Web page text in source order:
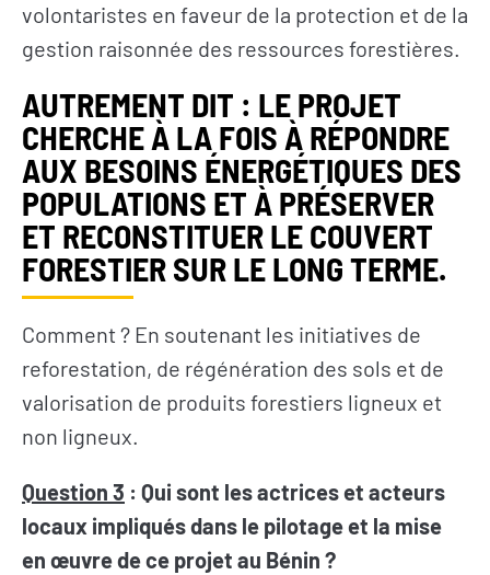
volontaristes en faveur de la protection et de la
gestion raisonnée des ressources forestières.
AUTREMENT DIT : LE PROJET
CHERCHE À LA FOIS À RÉPONDRE
AUX BESOINS ÉNERGÉTIQUES DES
POPULATIONS ET À PRÉSERVER
ET RECONSTITUER LE COUVERT
FORESTIER SUR LE LONG TERME.
Comment ? En soutenant les initiatives de
reforestation, de régénération des sols et de
valorisation de produits forestiers ligneux et
non ligneux.
Question 3 : Qui sont les actrices et acteurs
locaux impliqués dans le pilotage et la mise
en œuvre de ce projet au Bénin ?